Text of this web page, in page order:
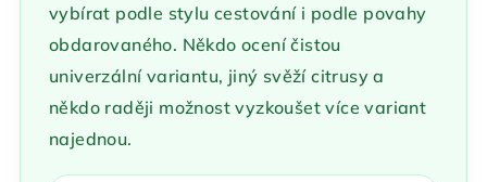
vybírat podle stylu cestování i podle povahy
obdarovaného. Někdo ocení čistou
univerzální variantu, jiný svěží citrusy a
někdo raději možnost vyzkoušet více variant
najednou.